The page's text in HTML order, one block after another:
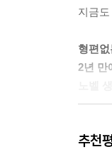
지금
형편
2년 만
한때
추천